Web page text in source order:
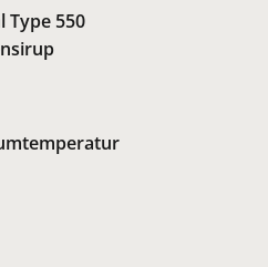
Type 550